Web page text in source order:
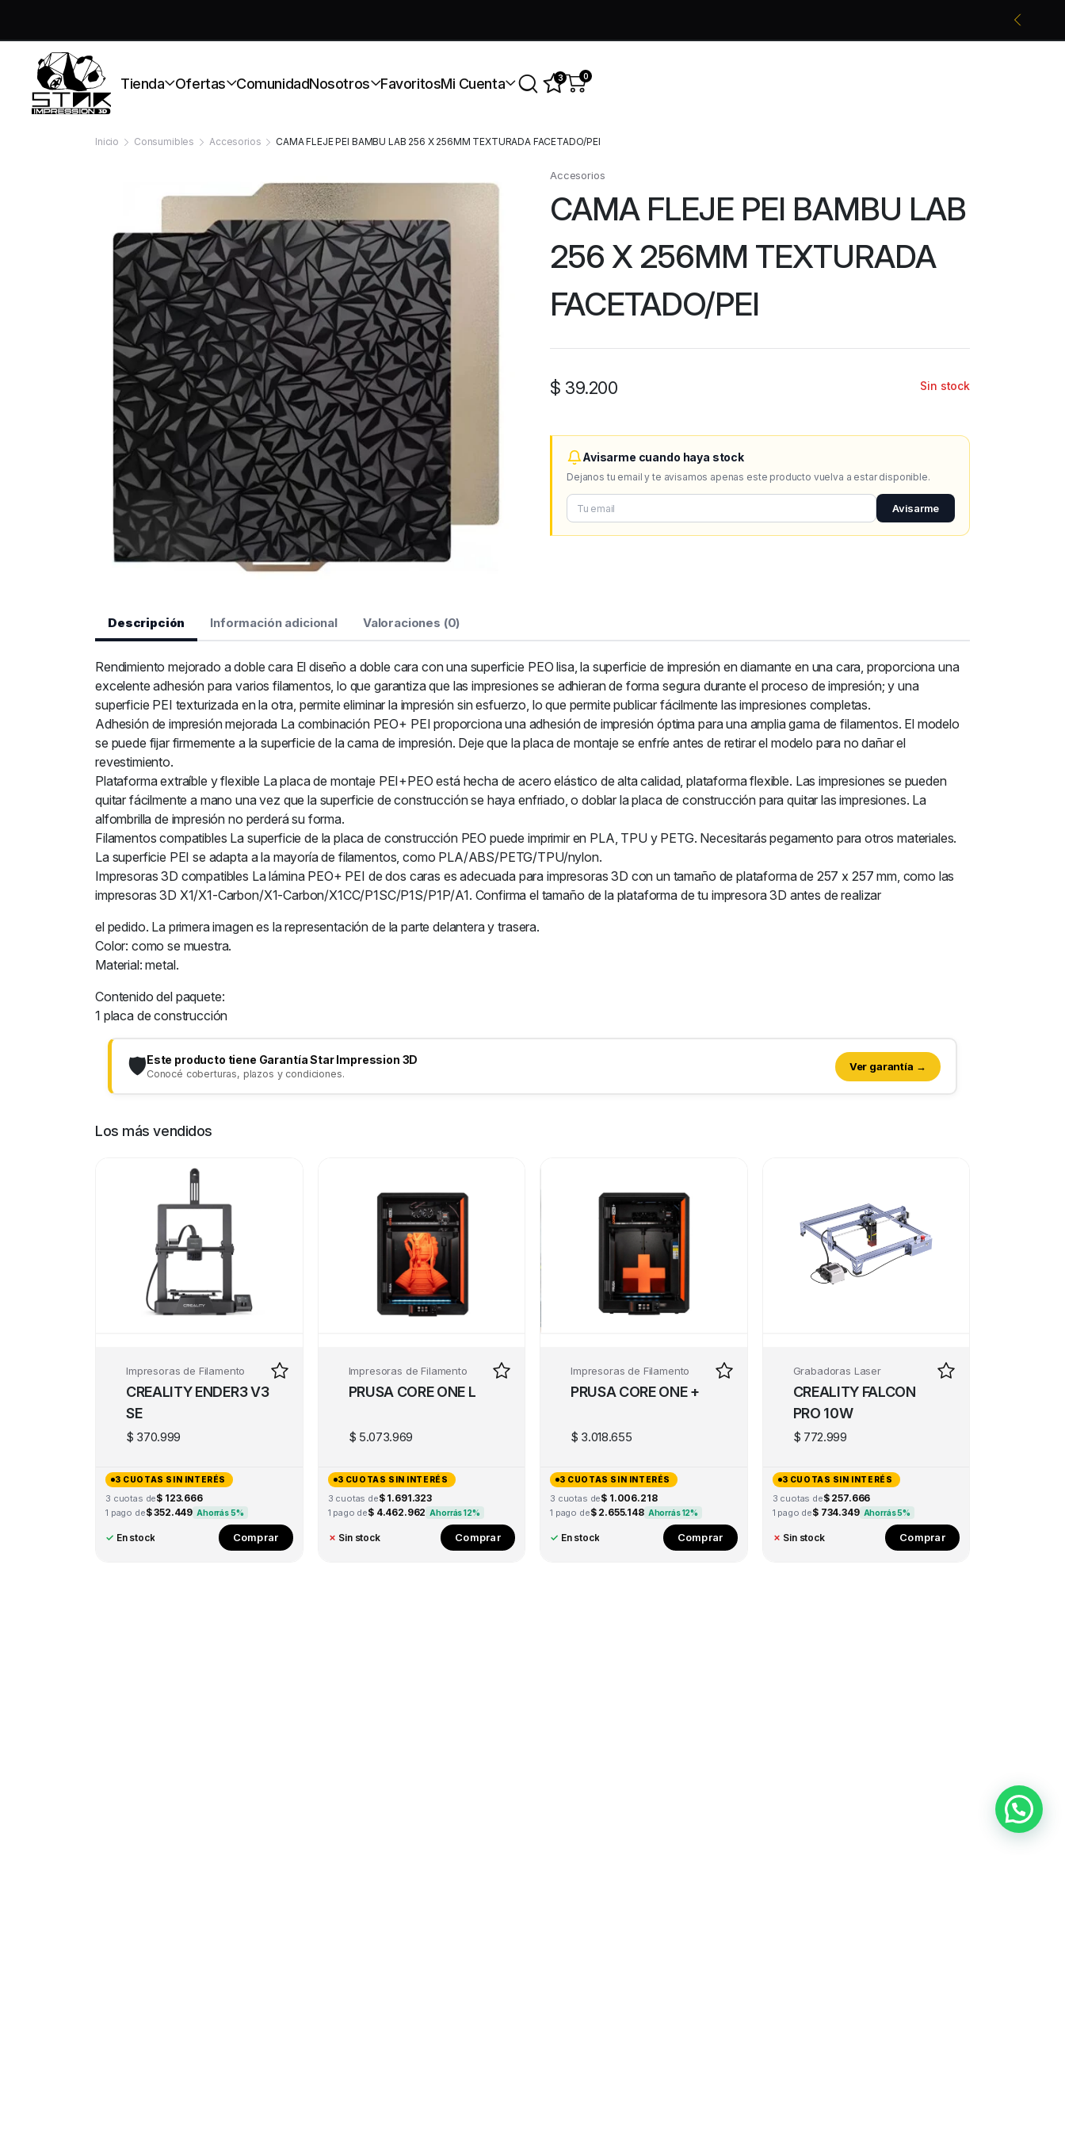
Tienda Ofertas ComunidadNosotros FavoritosMi Cuenta 3 0
Inicio Consumibles Accesorios CAMA FLEJE PEI BAMBU LAB 256 X 256MM TEXTURADA FACETADO/PEI
Accesorios
CAMA FLEJE PEI BAMBU LAB
256 X 256MM TEXTURADA
FACETADO/PEI
$ 39.200 Sin stock
Avisarme cuando haya stock
Dejanos tu email y te avisamos apenas este producto vuelva a estar disponible.
Avisarme
Descripción Información adicional Valoraciones (0)
Rendimiento mejorado a doble cara El diseño a doble cara con una superficie PEO lisa, la superficie de impresión en diamante en una cara, proporciona una
excelente adhesión para varios filamentos, lo que garantiza que las impresiones se adhieran de forma segura durante el proceso de impresión; y una
superficie PEI texturizada en la otra, permite eliminar la impresión sin esfuerzo, lo que permite publicar fácilmente las impresiones completas.
Adhesión de impresión mejorada La combinación PEO+ PEI proporciona una adhesión de impresión óptima para una amplia gama de filamentos. El modelo
se puede fijar firmemente a la superficie de la cama de impresión. Deje que la placa de montaje se enfríe antes de retirar el modelo para no dañar el
revestimiento.
Plataforma extraíble y flexible La placa de montaje PEI+PEO está hecha de acero elástico de alta calidad, plataforma flexible. Las impresiones se pueden
quitar fácilmente a mano una vez que la superficie de construcción se haya enfriado, o doblar la placa de construcción para quitar las impresiones. La
alfombrilla de impresión no perderá su forma.
Filamentos compatibles La superficie de la placa de construcción PEO puede imprimir en PLA, TPU y PETG. Necesitarás pegamento para otros materiales.
La superficie PEI se adapta a la mayoría de filamentos, como PLA/ABS/PETG/TPU/nylon.
Impresoras 3D compatibles La lámina PEO+ PEI de dos caras es adecuada para impresoras 3D con un tamaño de plataforma de 257 x 257 mm, como las
impresoras 3D X1/X1-Carbon/X1-Carbon/X1CC/P1SC/P1S/P1P/A1. Confirma el tamaño de la plataforma de tu impresora 3D antes de realizar
el pedido. La primera imagen es la representación de la parte delantera y trasera.
Color: como se muestra.
Material: metal.
Contenido del paquete:
1 placa de construcción
🛡️Este producto tiene Garantía Star Impression 3D
Conocé coberturas, plazos y condiciones.
Ver garantía →
Los más vendidos
Impresoras de Filamento
CREALITY ENDER3 V3
SE
$ 370.999
3 CUOTAS SIN INTERÉS
3 cuotas de$ 123.666
1 pago de$ 352.449 Ahorrás 5%
✓ En stock Comprar
Impresoras de Filamento
PRUSA CORE ONE L
$ 5.073.969
3 CUOTAS SIN INTERÉS
3 cuotas de$ 1.691.323
1 pago de$ 4.462.962 Ahorrás 12%
✗ Sin stock Comprar
Impresoras de Filamento
PRUSA CORE ONE +
$ 3.018.655
3 CUOTAS SIN INTERÉS
3 cuotas de$ 1.006.218
1 pago de$ 2.655.148 Ahorrás 12%
✓ En stock Comprar
Grabadoras Laser
CREALITY FALCON
PRO 10W
$ 772.999
3 CUOTAS SIN INTERÉS
3 cuotas de$ 257.666
1 pago de$ 734.349 Ahorrás 5%
✗ Sin stock Comprar